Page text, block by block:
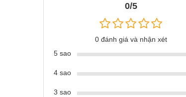
0/5
0 đánh giá và nhận xét
5 sao
4 sao
3 sao